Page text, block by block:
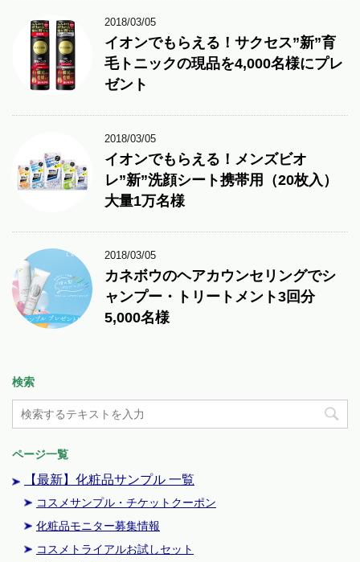
2018/03/05
イオンでもらえる！サクセス”新”育
毛トニックの現品を4,000名様にプレ
ゼント
2018/03/05
イオンでもらえる！メンズビオ
レ”新”洗顔シート携帯用（20枚入）
大量1万名様
2018/03/05
カネボウのヘアカウンセリングでシ
ャンプー・トリートメント3回分
5,000名様
検索
ページ一覧
【最新】化粧品サンプル 一覧
コスメサンプル・チケットクーポン
化粧品モニター募集情報
コスメトライアルお試しセット